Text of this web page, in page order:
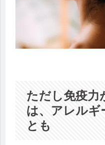
ただし免疫力
は、アレルギ
とも